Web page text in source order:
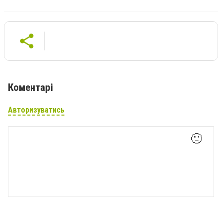
Коментарі
Авторизуватись
🙂